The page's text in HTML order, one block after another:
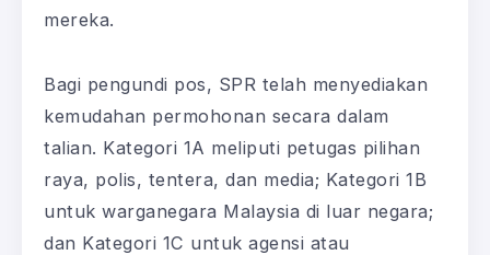
mereka.
Bagi pengundi pos, SPR telah menyediakan
kemudahan permohonan secara dalam
talian. Kategori 1A meliputi petugas pilihan
raya, polis, tentera, dan media; Kategori 1B
untuk warganegara Malaysia di luar negara;
dan Kategori 1C untuk agensi atau